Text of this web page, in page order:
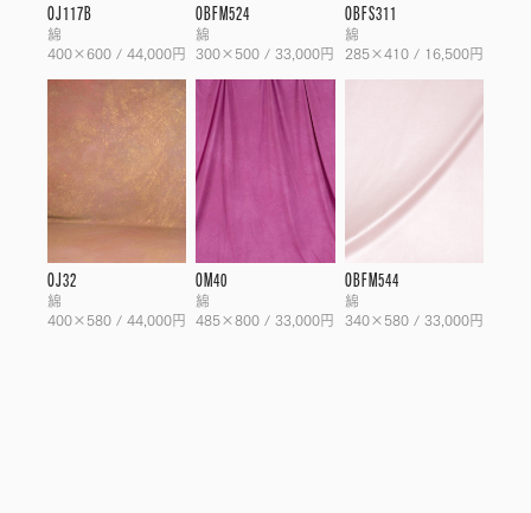
OJ117B
綿
400×600 / 44,000円
OBFM524
綿
300×500 / 33,000円
OBFS311
綿
285×410 / 16,500円
OJ32
綿
400×580 / 44,000円
OM40
綿
485×800 / 33,000円
OBFM544
綿
340×580 / 33,000円